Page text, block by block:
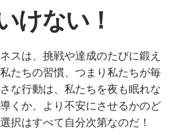
けない！
スは、挑戦や達成のたびに鍛え
たちの習慣、つまり私たちが毎
な行動は、私たちを夜も眠れな
くか、より不安にさせるかのど
択はすべて自分次第なのだ！